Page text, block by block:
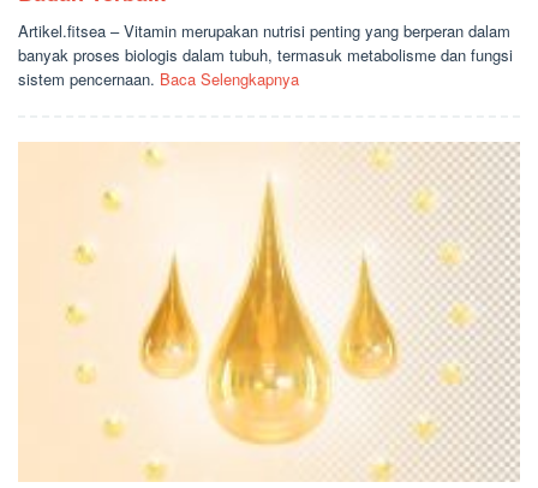
Artikel.fitsea – Vitamin merupakan nutrisi penting yang berperan dalam
banyak proses biologis dalam tubuh, termasuk metabolisme dan fungsi
sistem pencernaan. Baca Selengkapnya